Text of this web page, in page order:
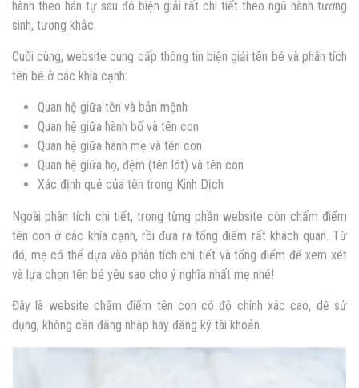
hành theo hán tự sau đó biện giải rất chi tiết theo ngũ hành tương
sinh, tương khắc.
Cuối cùng, website cung cấp thông tin biện giải tên bé và phân tích
tên bé ở các khía cạnh:
Quan hệ giữa tên và bản mệnh
Quan hệ giữa hành bố và tên con
Quan hệ giữa hành mẹ và tên con
Quan hệ giữa họ, đệm (tên lót) và tên con
Xác định quẻ của tên trong Kinh Dịch
Ngoài phân tích chi tiết, trong từng phần website còn chấm điểm
tên con ở các khía cạnh, rồi đưa ra tổng điểm rất khách quan. Từ
đó, mẹ có thể dựa vào phân tích chi tiết và tổng điểm để xem xét
và lựa chọn tên bé yêu sao cho ý nghĩa nhất mẹ nhé!
Đây là website chấm điểm tên con có độ chính xác cao, dễ sử
dụng, không cần đăng nhập hay đăng ký tài khoản.